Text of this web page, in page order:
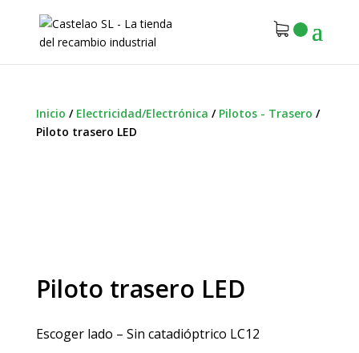
Inicio / Electricidad/Electrónica / Pilotos - Trasero /
Piloto trasero LED
Piloto trasero LED
Escoger lado – Sin catadióptrico LC12